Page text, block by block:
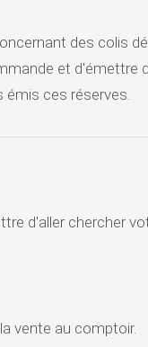
des colis
et
ces réserves.
d'aller chercher
vente au comptoir.